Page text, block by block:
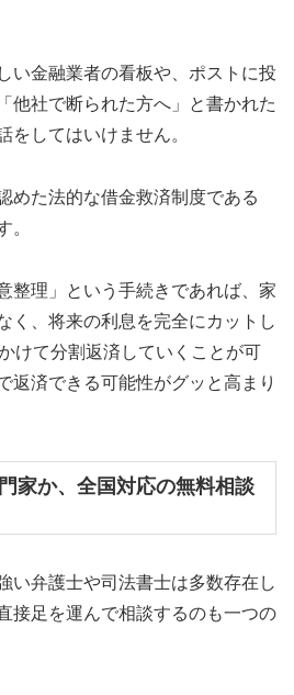
い金融業者の看板や、ポストに投
他社で断られた方へ」と書かれた
をしてはいけません。
めた法的な借金救済制度である
。
整理」という手続きであれば、家
く、将来の利息を完全にカットし
けて分割返済していくことが可
返済できる可能性がグッと高まり
家か、全国対応の無料相談
い弁護士や司法書士は多数存在し
接足を運んで相談するのも一つの